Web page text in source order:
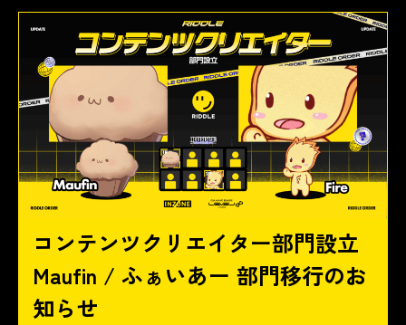
コンテンツクリエイター部門設立
Maufin / ふぁいあー 部門移行のお
知らせ